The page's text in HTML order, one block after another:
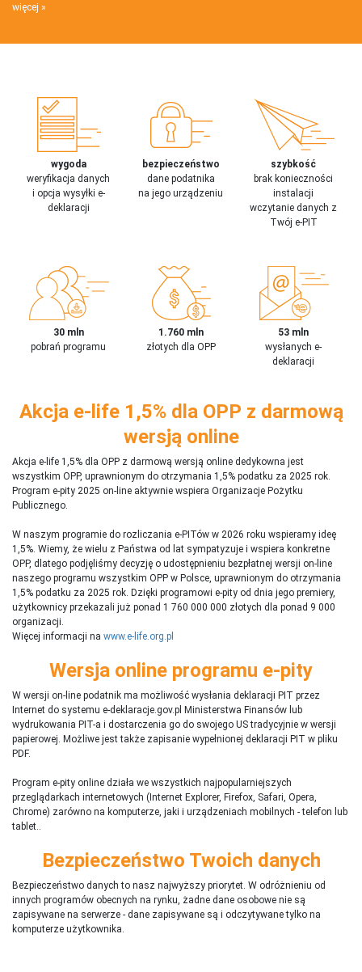
więcej
wygoda
weryfikacja danych
i opcja wysyłki e-
deklaracji
bezpieczeństwo
dane podatnika
na jego urządzeniu
szybkość
brak konieczności
instalacji
wczytanie danych z
Twój e-PIT
30 mln
pobrań programu
1.760 mln
złotych dla OPP
53 mln
wysłanych e-
deklaracji
Akcja e-life 1,5% dla OPP z darmową
wersją online
Akcja e-life 1,5% dla OPP z darmową wersją online dedykowna jest
wszystkim OPP, uprawnionym do otrzymania 1,5% podatku za 2025 rok.
Program e-pity 2025 on-line aktywnie wspiera Organizacje Pożytku
Publicznego.
W naszym programie do rozliczania e-PITów w 2026 roku wspieramy ideę
1,5%. Wiemy, że wielu z Państwa od lat sympatyzuje i wspiera konkretne
OPP, dlatego podjęliśmy decyzję o udostępnieniu bezpłatnej wersji on-line
naszego programu wszystkim OPP w Polsce, uprawnionym do otrzymania
1,5% podatku za 2025 rok. Dzięki programowi e-pity od dnia jego premiery,
użytkownicy przekazali już ponad 1 760 000 000 złotych dla ponad 9 000
organizacji.
Więcej informacji na www.e-life.org.pl
Wersja online programu e-pity
W wersji on-line podatnik ma możliwość wysłania deklaracji PIT przez
Internet do systemu e-deklaracje.gov.pl Ministerstwa Finansów lub
wydrukowania PIT-a i dostarczenia go do swojego US tradycyjnie w wersji
papierowej. Możliwe jest także zapisanie wypełnionej deklaracji PIT w pliku
PDF.
Program e-pity online działa we wszystkich najpopularniejszych
przeglądarkach internetowych (Internet Explorer, Firefox, Safari, Opera,
Chrome) zarówno na komputerze, jaki i urządzeniach mobilnych - telefon lub
tablet..
Bezpieczeństwo Twoich danych
Bezpieczeństwo danych to nasz najwyższy priorytet. W odróżnieniu od
innych programów obecnych na rynku, żadne dane osobowe nie są
zapisywane na serwerze - dane zapisywane są i odczytywane tylko na
komputerze użytkownika.